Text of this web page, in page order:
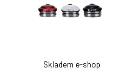
“split compression ring”.*
odolná ACB ložiska 45/45 (41.8
Skladem e-shop